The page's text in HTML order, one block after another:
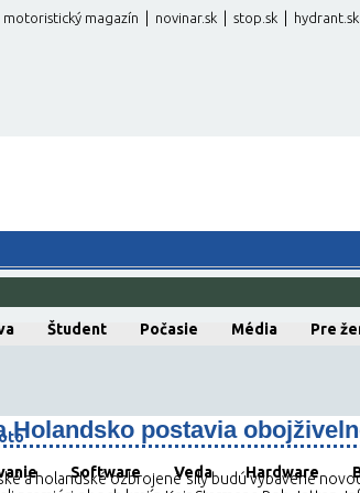
motoristický magazín novinar.sk stop.sk hydrant.sk
Študent Počasie Média Pre
Software Veda Hardware
Holandsko postavia
a holandské ozbrojené sily budú vybavené